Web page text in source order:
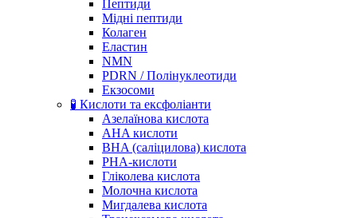
Пептиди
Мідні пептиди
Колаген
Еластин
NMN
PDRN / Полінуклеотиди
Екзосоми
🧪 Кислоти та ексфоліанти
Азелаїнова кислота
AHA кислоти
BHA (саліцилова) кислота
PHA-кислоти
Гліколева кислота
Молочна кислота
Мигдалева кислота